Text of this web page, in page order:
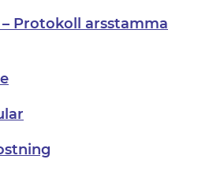
Protokoll arsstamma